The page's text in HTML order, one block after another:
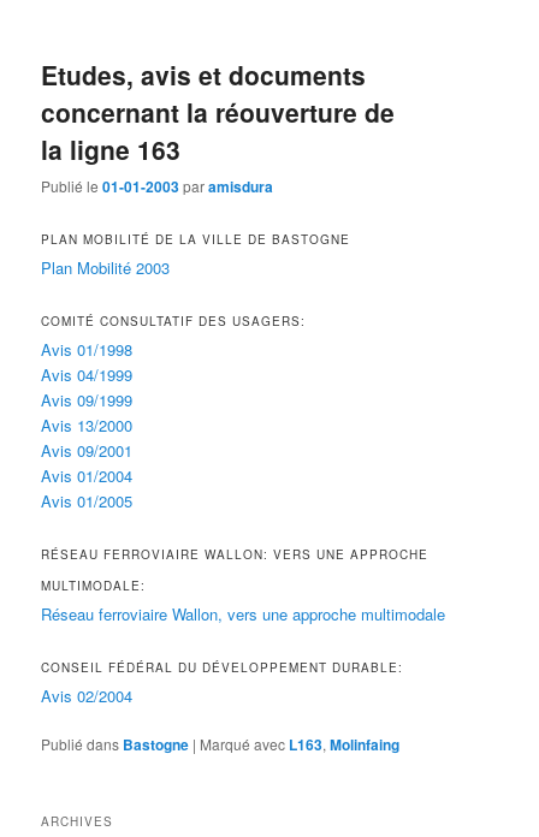
Etudes, avis et documents
concernant la réouverture de
la ligne 163
Publié le01-01-2003paramisdura
PLAN MOBILITÉ DE LA VILLE DE BASTOGNE
Plan Mobilité 2003
COMITÉ CONSULTATIF DES USAGERS:
Avis 01/1998
Avis 04/1999
Avis 09/1999
Avis 13/2000
Avis 09/2001
Avis 01/2004
Avis 01/2005
RÉSEAU FERROVIAIRE WALLON: VERS UNE APPROCHE
MULTIMODALE:
Réseau ferroviaire Wallon, vers une approche multimodale
CONSEIL FÉDÉRAL DU DÉVELOPPEMENT DURABLE:
Avis 02/2004
Publié dans Bastogne | Marqué avec L163,Molinfaing
ARCHIVES